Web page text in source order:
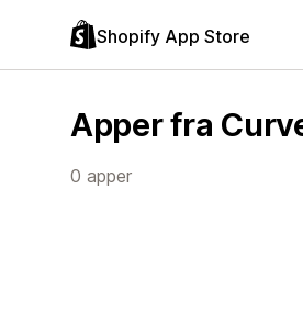
Shopify App Store
Apper fra
0 apper